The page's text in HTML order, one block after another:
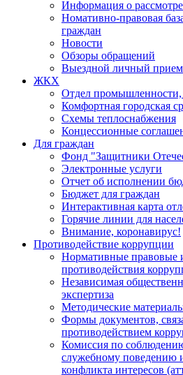
Информация о
Номативно-правовая
граждан
Новости
Обзоры обращений
Выездной личный прием
ЖКХ
Отдел промышленности,
Комфортная городская
Схемы теплоснабжения
Концессионные
Для граждан
Фонд "Защитники
Электронные услуги
Отчет об исполнении
Бюджет для граждан
Интерактивная карта
Горячие линии для
Внимание, коронавирус!
Противодействие коррупции
Нормативные правовые
противодействия
Независимая
экспертиза
Методические
Формы документов,
противодействием
Комиссия по
служебному поведению
конфликта интересов